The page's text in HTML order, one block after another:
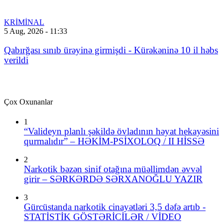
KRİMİNAL
5 Aug, 2026 - 11:33
Qabırğası sınıb ürəyinə girmişdi - Kürəkəninə 10 il həbs
verildi
Çox Oxunanlar
1
“Valideyn planlı şəkildə övladının həyat hekayəsini
qurmalıdır” – HƏKİM-PSİXOLOQ / II HİSSƏ
2
Narkotik bəzən sinif otağına müəllimdən əvvəl
girir – SƏRKƏRDƏ SƏRXANOĞLU YAZIR
3
Gürcüstanda narkotik cinayətləri 3,5 dəfə artıb -
STATİSTİK GÖSTƏRİCİLƏR / VİDEO